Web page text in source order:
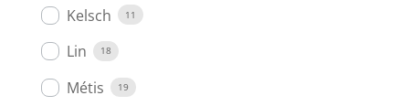
Kelsch 11
Lin 18
Métis 19